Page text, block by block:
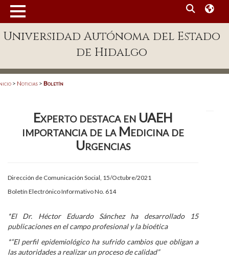
Enlaces
Patronato
Acreditación Internacional
Aspirantes
Personal
Universidad Autónoma del Estado
de Hidalgo
> Noticias > Boletín
Experto destaca en UAEH
importancia de la Medicina de
Urgencias
Dirección de Comunicación Social, 15/Octubre/2021
Boletín Electrónico Informativo No. 614
*El Dr. Héctor Eduardo Sánchez ha desarrollado 15
publicaciones en el campo profesional y la bioética
*“El perfil epidemiológico ha sufrido cambios que obligan a
las autoridades a realizar un proceso de calidad”